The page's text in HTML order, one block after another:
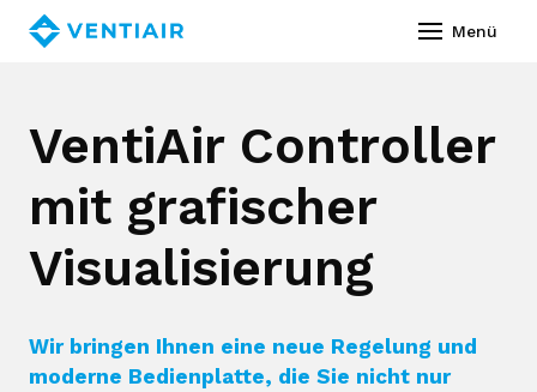
Menü
VentiAir Controller
mit grafischer
Visualisierung
Wir bringen Ihnen eine neue Regelung und
moderne Bedienplatte, die Sie nicht nur